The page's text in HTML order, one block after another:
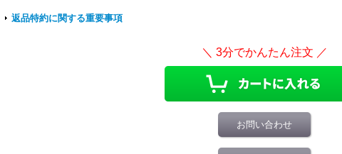
返品特約に関する重要事項
お問い合わせ